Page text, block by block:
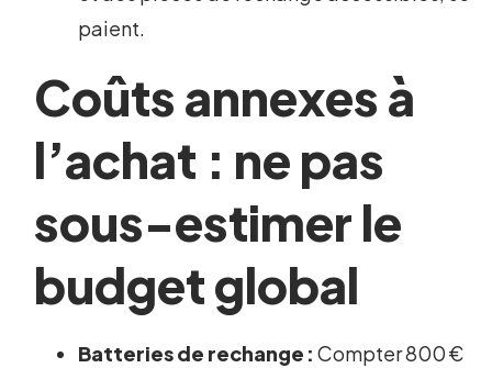
paient.
Coûts annexes à
l’achat : ne pas
sous-estimer le
budget global
Batteries de rechange : Compter 800 €